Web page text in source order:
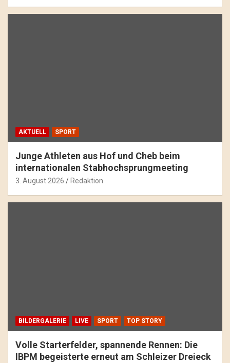
AKTUELL SPORT
Junge Athleten aus Hof und Cheb beim
internationalen Stabhochsprungmeeting
3. August 2026 Redaktion
BILDERGALERIE LIVE SPORT TOP STORY
Volle Starterfelder, spannende Rennen: Die
IBPM begeisterte erneut am Schleizer Dreieck